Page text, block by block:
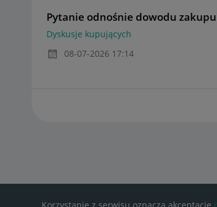
Pytanie odnośnie dowodu zakupu
Dyskusje kupujących
‎08-07-2026 17:14